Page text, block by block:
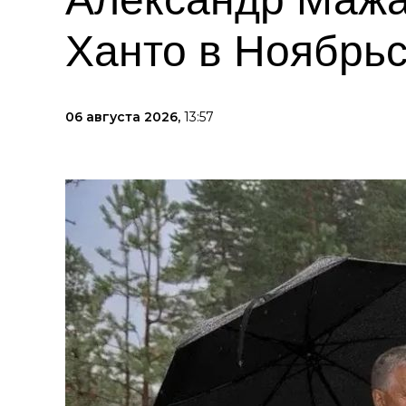
Ханто в
06 августа 2026, 13:57